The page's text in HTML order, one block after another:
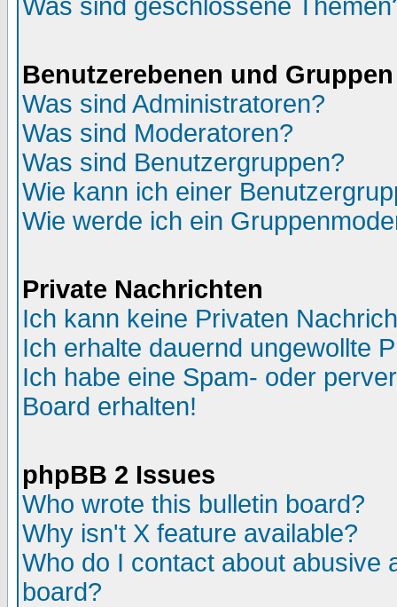
Was sind geschlossene
Benutzerebenen und Gruppen
Was sind Administratoren?
Was sind Moderatoren?
Was sind Benutzergruppen?
Wie kann ich einer
Wie werde ich ein
Private Nachrichten
Ich kann keine Privaten
Ich erhalte dauernd ungewollte
Ich habe eine Spam- oder
Board erhalten!
phpBB 2 Issues
Who wrote this bulletin board?
Why isn't X feature available?
Who do I contact about abusive
board?